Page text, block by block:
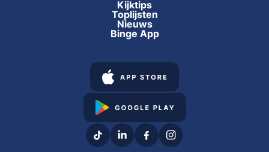
Kijktips
Toplijsten
Nieuws
Binge App